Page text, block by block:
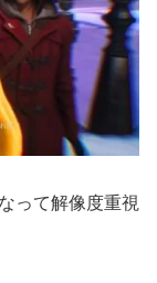
って解像度重視